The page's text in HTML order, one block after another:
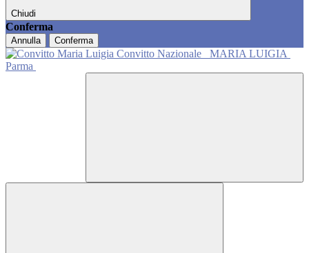
Chiudi
Conferma
Annulla Conferma
Convitto Nazionale
MARIA LUIGIA
Parma